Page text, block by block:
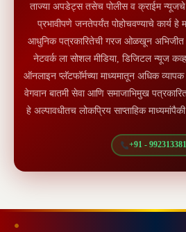
ताज्या अपडेट्स तसेच पोलीस व क्राईम
प्रभावीपणे जनतेपर्यंत पोहोचवण्याचे कार्य
आधुनिक पत्रकारितेची गरज ओळखून अभिजीत
नेटवर्क ला सोशल मीडिया, डिजिटल न्यूज
ऑनलाइन प्लॅटफॉर्मच्या माध्यमातून अधिक व्यापक
वेगवान बातमी सेवा आणि समाजाभिमुख
हे अल्पावधीतच लोकप्रिय साप्ताहिक
+91 -